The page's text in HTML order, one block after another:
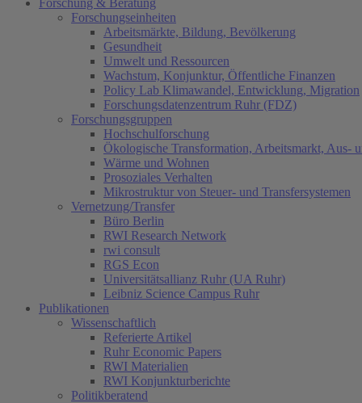
Forschung & Beratung
Forschungseinheiten
Arbeitsmärkte, Bildung, Bevölkerung
Gesundheit
Umwelt und Ressourcen
Wachstum, Konjunktur, Öffentliche Finanzen
Policy Lab Klimawandel, Entwicklung, Migration
Forschungsdatenzentrum Ruhr (FDZ)
Forschungsgruppen
Hochschulforschung
Ökologische Transformation, Arbeitsmarkt, Aus-
Wärme und Wohnen
Prosoziales Verhalten
Mikrostruktur von Steuer- und Transfersystemen
Vernetzung/Transfer
Büro Berlin
RWI Research Network
rwi consult
RGS Econ
Universitätsallianz Ruhr (UA Ruhr)
Leibniz Science Campus Ruhr
Publikationen
Wissenschaftlich
Referierte Artikel
Ruhr Economic Papers
RWI Materialien
RWI Konjunkturberichte
Politikberatend